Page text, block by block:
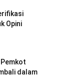
Opini
dalam